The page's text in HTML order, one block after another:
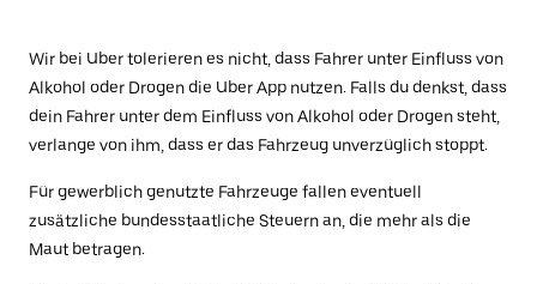
Wir bei Uber tolerieren es nicht, dass Fahrer unter Einfluss von
Alkohol oder Drogen die Uber App nutzen. Falls du denkst, dass
dein Fahrer unter dem Einfluss von Alkohol oder Drogen steht,
verlange von ihm, dass er das Fahrzeug unverzüglich stoppt.
Für gewerblich genutzte Fahrzeuge fallen eventuell
zusätzliche bundesstaatliche Steuern an, die mehr als die
Maut betragen.